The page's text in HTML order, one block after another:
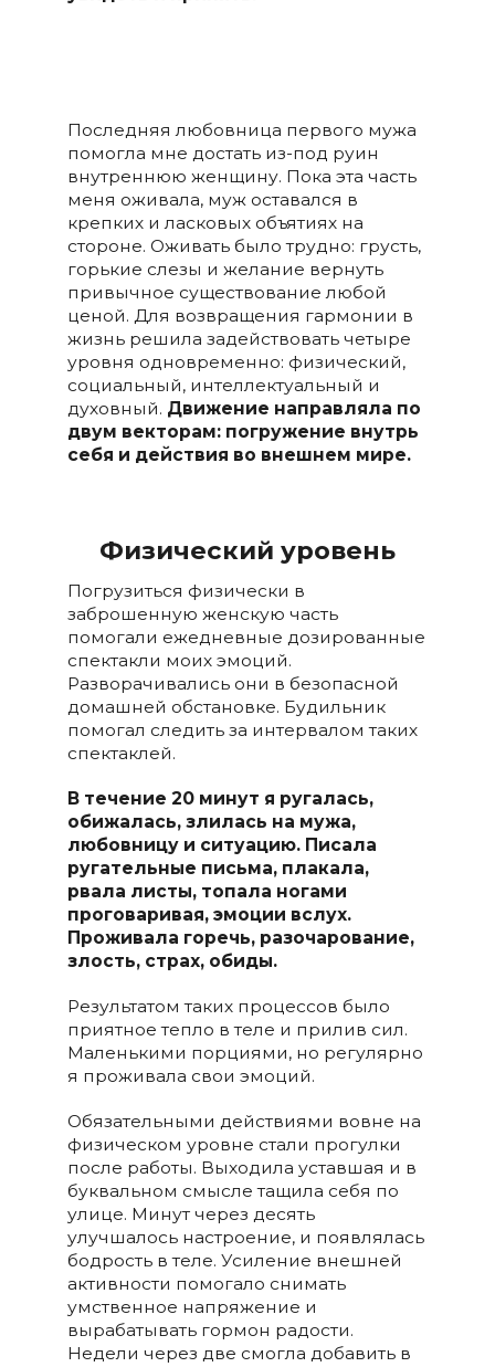
Последняя любовница первого мужа
помогла мне достать из-под руин
внутреннюю женщину. Пока эта часть
меня оживала, муж оставался в
крепких и ласковых объятиях на
стороне. Оживать было трудно: грусть,
горькие слезы и желание вернуть
привычное существование любой
ценой. Для возвращения гармонии в
жизнь решила задействовать четыре
уровня одновременно: физический,
социальный, интеллектуальный и
духовный. Движение направляла по
двум векторам: погружение внутрь
себя и действия во внешнем мире.
Физический уровень
Погрузиться физически в
заброшенную женскую часть
помогали ежедневные дозированные
спектакли моих эмоций.
Разворачивались они в безопасной
домашней обстановке. Будильник
помогал следить за интервалом таких
спектаклей.
В течение 20 минут я ругалась,
обижалась, злилась на мужа,
любовницу и ситуацию. Писала
ругательные письма, плакала,
рвала листы, топала ногами
проговаривая, эмоции вслух.
Проживала горечь, разочарование,
злость, страх, обиды.
Результатом таких процессов было
приятное тепло в теле и прилив сил.
Маленькими порциями, но регулярно
я проживала свои эмоций.
Обязательными действиями вовне на
физическом уровне стали прогулки
после работы. Выходила уставшая и в
буквальном смысле тащила себя по
улице. Минут через десять
улучшалось настроение, и появлялась
бодрость в теле. Усиление внешней
активности помогало снимать
умственное напряжение и
вырабатывать гормон радости.
Недели через две смогла добавить в